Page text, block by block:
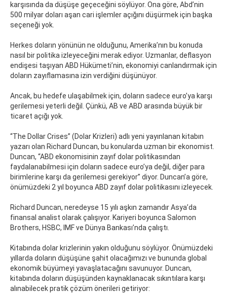
karşısında da düşüşe geçeceğini söylüyor. Ona göre, Abd’nin
500 milyar doları aşan cari işlemler açığını düşürmek için başka
seçeneği yok.
Herkes doların yönünün ne olduğunu, Amerika’nın bu konuda
nasıl bir politika izleyeceğini merak ediyor. Uzmanlar, deflasyon
endişesi taşıyan ABD Hükümeti’nin, ekonomiyi canlandırmak için
doların zayıflamasına izin verdiğini düşünüyor.
Ancak, bu hedefe ulaşabilmek için, doların sadece euro’ya karşı
gerilemesi yeterli değil. Çünkü, AB ve ABD arasında büyük bir
ticaret açığı yok.
“The Dollar Crises” (Dolar Krizleri) adlı yeni yayınlanan kitabın
yazarı olan Richard Duncan, bu konularda uzman bir ekonomist.
Duncan, “ABD ekonomisinin zayıf dolar politikasından
faydalanabilmesi için doların sadece euro’ya değil, diğer para
birimlerine karşı da gerilemesi gerekiyor” diyor. Duncan’a göre,
önümüzdeki 2 yıl boyunca ABD zayıf dolar politikasını izleyecek.
Richard Duncan, neredeyse 15 yılı aşkın zamandır Asya’da
finansal analist olarak çalışıyor. Kariyeri boyunca Salomon
Brothers, HSBC, IMF ve Dünya Bankası’nda çalıştı.
Kitabında dolar krizlerinin yakın olduğunu söylüyor. Önümüzdeki
yıllarda doların düşüşüne şahit olacağımızı ve bununda global
ekonomik büyümeyi yavaşlatacağını savunuyor. Duncan,
kitabında doların düşüşünden kaynaklanacak sıkıntılara karşı
alınabilecek pratik çözüm önerileri getiriyor: